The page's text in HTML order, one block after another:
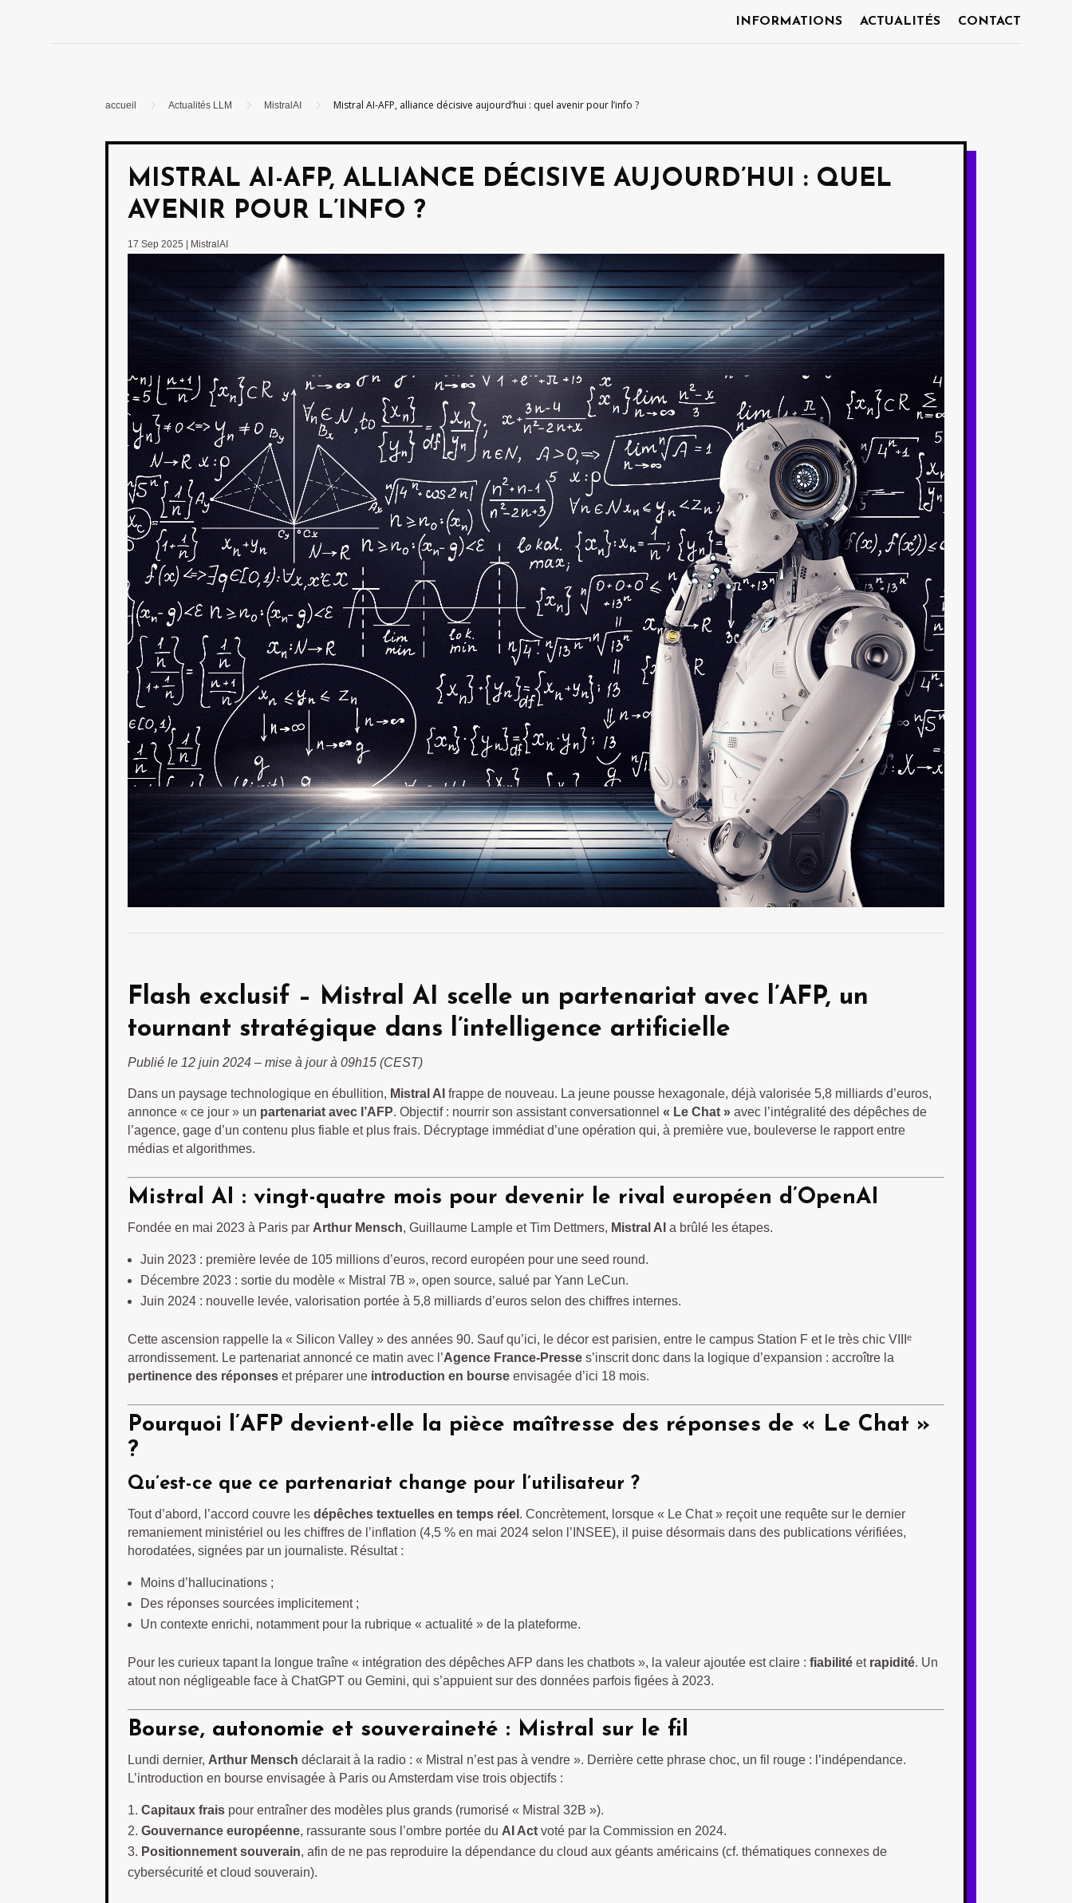
INFORMATIONS ACTUALITÉS CONTACT
accueil 5 Actualités LLM 5 MistralAI 5 Mistral AI-AFP, alliance décisive aujourd’hui : quel avenir pour l’info ?
MISTRAL AI-AFP, ALLIANCE DÉCISIVE AUJOURD’HUI : QUEL
AVENIR POUR L’INFO ?
17 Sep 2025 MistralAI
Flash exclusif – Mistral AI scelle un partenariat avec l’AFP, un
tournant stratégique dans l’intelligence artificielle
Publié le 12 juin 2024 – mise à jour à 09h15 (CEST)
Dans un paysage technologique en ébullition, Mistral AI frappe de nouveau. La jeune pousse hexagonale, déjà valorisée 5,8 milliards d’euros,
annonce « ce jour » un partenariat avec l’AFP. Objectif : nourrir son assistant conversationnel « Le Chat » avec l’intégralité des dépêches de
l’agence, gage d’un contenu plus fiable et plus frais. Décryptage immédiat d’une opération qui, à première vue, bouleverse le rapport entre
médias et algorithmes.
Mistral AI : vingt-quatre mois pour devenir le rival européen d’OpenAI
Fondée en mai 2023 à Paris par Arthur Mensch, Guillaume Lample et Tim Dettmers, Mistral AI a brûlé les étapes.
Juin 2023 : première levée de 105 millions d’euros, record européen pour une seed round.
Décembre 2023 : sortie du modèle « Mistral 7B », open source, salué par Yann LeCun.
Juin 2024 : nouvelle levée, valorisation portée à 5,8 milliards d’euros selon des chiffres internes.
Cette ascension rappelle la « Silicon Valley » des années 90. Sauf qu’ici, le décor est parisien, entre le campus Station F et le très chic VIIIᵉ
arrondissement. Le partenariat annoncé ce matin avec l’Agence France-Presse s’inscrit donc dans la logique d’expansion : accroître la
pertinence des réponses et préparer une introduction en bourse envisagée d’ici 18 mois.
Pourquoi l’AFP devient-elle la pièce maîtresse des réponses de « Le Chat »
?
Qu’est-ce que ce partenariat change pour l’utilisateur ?
Tout d’abord, l’accord couvre les dépêches textuelles en temps réel . Concrètement, lorsque « Le Chat » reçoit une requête sur le dernier
remaniement ministériel ou les chiffres de l’inflation (4,5 % en mai 2024 selon l’INSEE), il puise désormais dans des publications vérifiées,
horodatées, signées par un journaliste. Résultat :
Moins d’hallucinations ;
Des réponses sourcées implicitement ;
Un contexte enrichi, notamment pour la rubrique « actualité » de la plateforme.
Pour les curieux tapant la longue traîne « intégration des dépêches AFP dans les chatbots », la valeur ajoutée est claire : fiabilité et rapidité. Un
atout non négligeable face à ChatGPT ou Gemini, qui s’appuient sur des données parfois figées à 2023.
Bourse, autonomie et souveraineté : Mistral sur le fil
Lundi dernier, Arthur Mensch déclarait à la radio : « Mistral n’est pas à vendre ». Derrière cette phrase choc, un fil rouge : l’indépendance.
L’introduction en bourse envisagée à Paris ou Amsterdam vise trois objectifs :
Capitaux frais pour entraîner des modèles plus grands (rumorisé « Mistral 32B »).
Gouvernance européenne, rassurante sous l’ombre portée du AI Act voté par la Commission en 2024.
Positionnement souverain, afin de ne pas reproduire la dépendance du cloud aux géants américains (cf. thématiques connexes de
cybersécurité et cloud souverain).